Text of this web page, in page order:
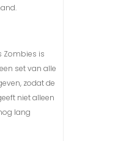
Zombies is
set van alle
zodat de
niet alleen
lang